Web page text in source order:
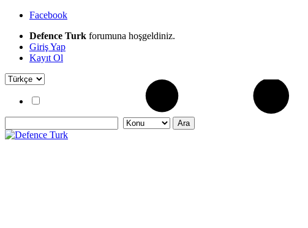
Facebook
Defence Turk forumuna hoşgeldiniz.
Giriş Yap
Kayıt Ol